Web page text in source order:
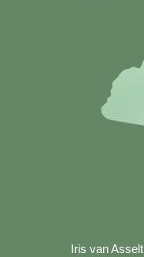
Iris van